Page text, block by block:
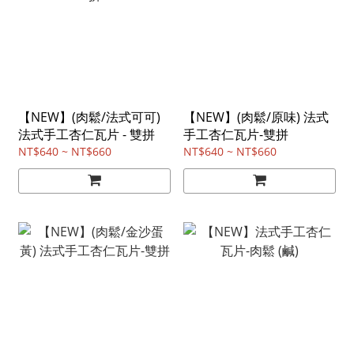
【NEW】(肉鬆/法式可可)
法式手工杏仁瓦片 - 雙拼
NT$640 ~ NT$660
【NEW】(肉鬆/原味) 法式
手工杏仁瓦片-雙拼
NT$640 ~ NT$660